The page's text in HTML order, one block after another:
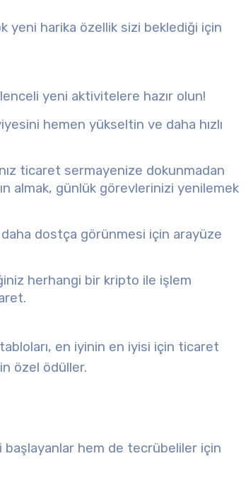
yeni harika özellik sizi beklediği için
yeni aktivitelere hazır olun!
hemen yükseltin ve daha hızlı
ticaret sermayenize dokunmadan
almak, günlük görevlerinizi yenilemek
daha dostça görünmesi için arayüze
herhangi bir kripto ile işlem
en iyinin en iyisi için ticaret
özel ödüller.
başlayanlar hem de tecrübeliler için